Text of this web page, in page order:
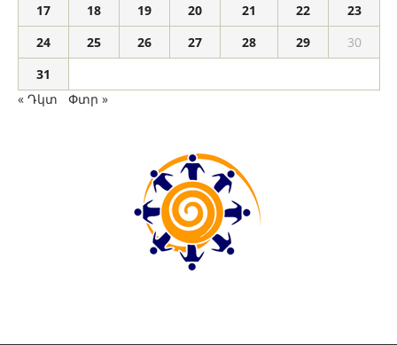
17
18 19 20 21 22
23
24
25 26 27 28 29
30
31
« Դկտ
Փտր »